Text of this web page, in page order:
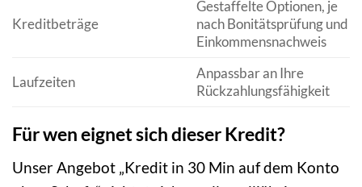
Kreditbeträge
Gestaffelte Optionen, je
nach Bonitätsprüfung und
Einkommensnachweis
Laufzeiten
Anpassbar an Ihre
Rückzahlungsfähigkeit
Für wen eignet sich dieser Kredit?
Unser Angebot „Kredit in 30 Min auf dem Konto